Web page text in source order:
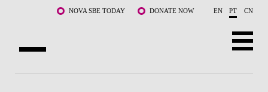
Saltar para o conteúdo principalNOVA SBE TODAY DONATE NOW EN PT CN